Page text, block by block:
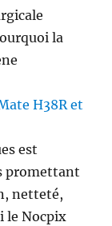
la
H38R et
est
promettant
netteté,
le Nocpix